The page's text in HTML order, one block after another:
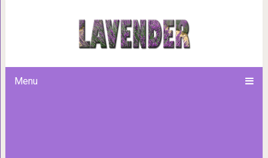
Menu
Названия свадебных